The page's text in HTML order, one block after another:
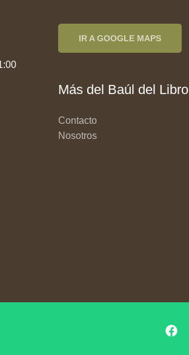
IR A GOOGLE MAPS
Más del Baúl del Libro
Contacto
Nosotros